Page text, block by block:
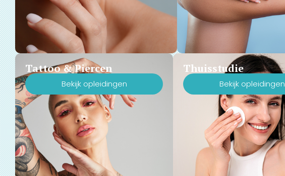
Tattoo & Piercen
Bekijk opleidingen
Thuisstudie
Bekijk opleidingen